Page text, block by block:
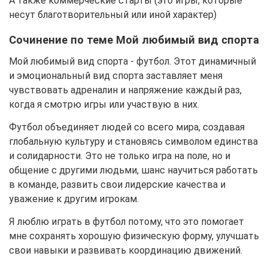
несут благотворительный или иной характер)
Сочинение по теме Мой любимый вид спорта
Мой любимый вид спорта - футбол. Этот динамичный
и эмоциональный вид спорта заставляет меня
чувствовать адреналин и напряжение каждый раз,
когда я смотрю игры или участвую в них.
Футбол объединяет людей со всего мира, создавая
глобальную культуру и становясь символом единства
и солидарности. Это не только игра на поле, но и
общение с другими людьми, шанс научиться работать
в команде, развить свои лидерские качества и
уважение к другим игрокам.
Я люблю играть в футбол потому, что это помогает
мне сохранять хорошую физическую форму, улучшать
свои навыки и развивать координацию движений.